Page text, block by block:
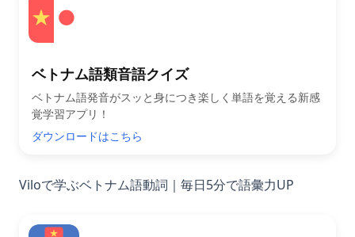
ベトナム語類音語クイズ
ベトナム語発音がスッと身につき楽しく単語を覚える新感
覚学習アプリ！
ダウンロードはこちら
Viloで学ぶベトナム語動詞｜毎日5分で語彙力UP